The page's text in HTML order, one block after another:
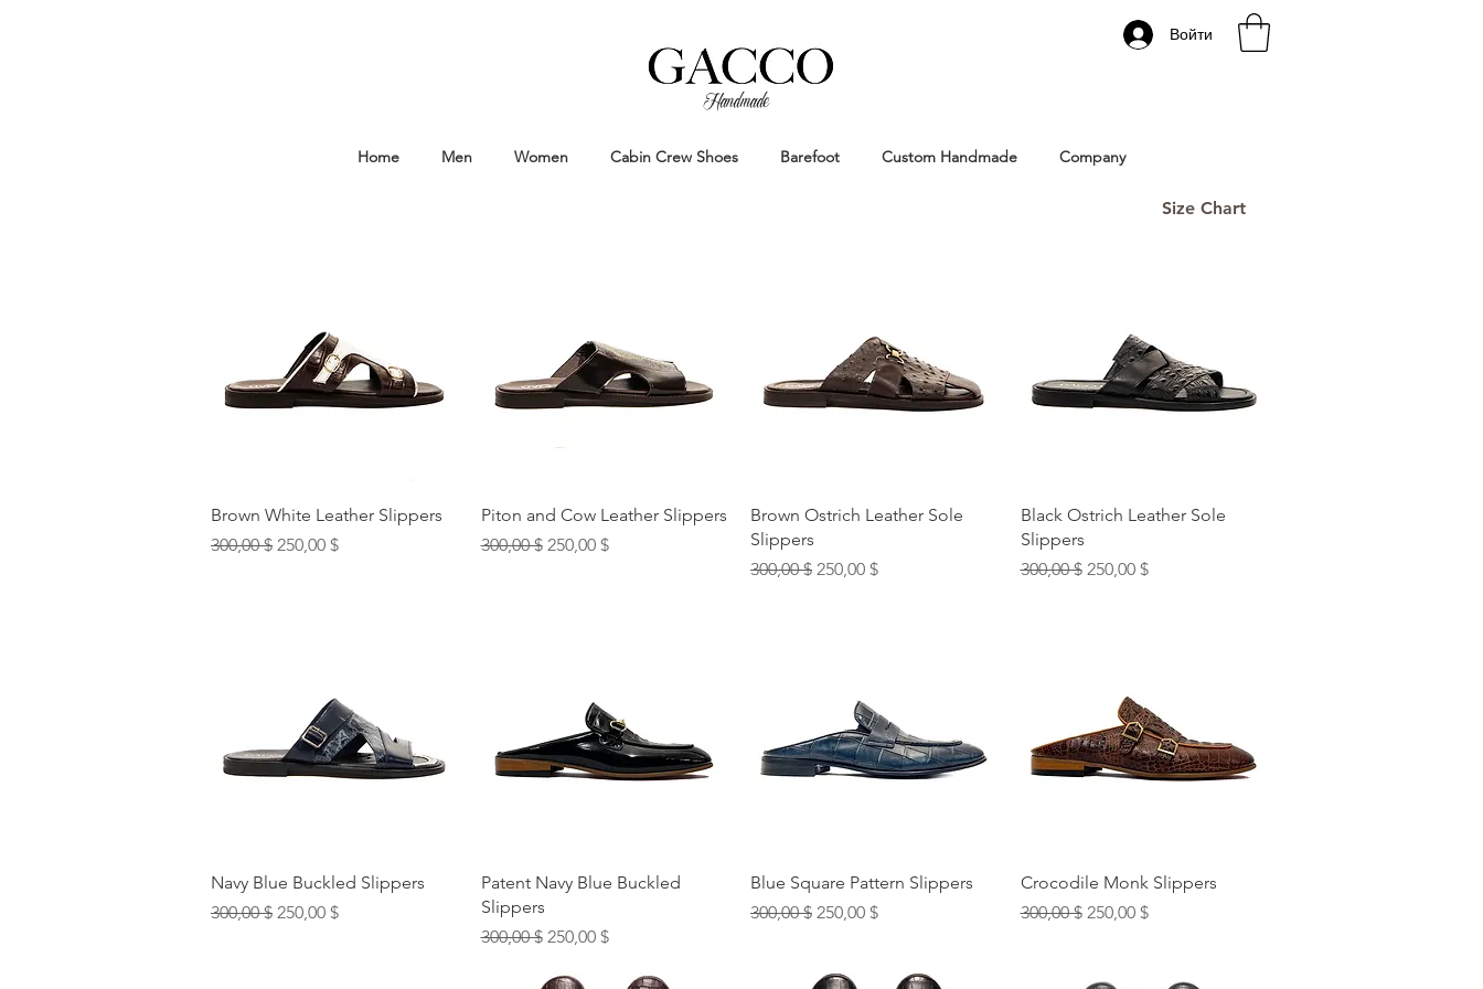
Handmade
Войти
Home Men Women Cabin Crew Shoes Barefoot Custom Handmade Company
Size Chart
Быстрый просмотр
Brown White Leather Slippers
Обычная цена
300,00 $ Цена со скидкой
250,00 $
Быстрый просмотр
Piton and Cow Leather Slippers
Обычная цена
300,00 $ Цена со скидкой
250,00 $
Быстрый просмотр
Brown Ostrich Leather Sole
Slippers
Обычная цена
300,00 $ Цена со скидкой
250,00 $
Быстрый просмотр
Black Ostrich Leather Sole
Slippers
Обычная цена
300,00 $ Цена со скидкой
250,00 $
Быстрый просмотр
Navy Blue Buckled Slippers
Обычная цена
300,00 $ Цена со скидкой
250,00 $
Быстрый просмотр
Patent Navy Blue Buckled
Slippers
Обычная цена
300,00 $ Цена со скидкой
250,00 $
Быстрый просмотр
Blue Square Pattern Slippers
Обычная цена
300,00 $ Цена со скидкой
250,00 $
Быстрый просмотр
Crocodile Monk Slippers
Обычная цена
300,00 $ Цена со скидкой
250,00 $